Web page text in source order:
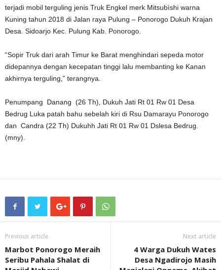
terjadi mobil terguling jenis Truk Engkel merk Mitsubìshi warna
Kuning tahun 2018 di Jalan raya Pulung – Ponorogo Dukuh Krajan
Desa. Sidoarjo Kec. Pulung Kab. Ponorogo.
“Sopir Truk dari arah Timur ke Barat menghindari sepeda motor
didepannya dengan kecepatan tinggi lalu membanting ke Kanan
akhirnya terguling,” terangnya.
Penumpang Danang (26 Th), Dukuh Jati Rt 01 Rw 01 Desa
Bedrug Luka patah bahu sebelah kiri di Rsu Damarayu Ponorogo
dan Candra (22 Th) Dukuhh Jati Rt 01 Rw 01 Dslesa Bedrug.
(mny).
Previous article
Marbot Ponorogo Meraih
Seribu Pahala Shalat di
Next article
4 Warga Dukuh Wates
Desa Ngadirojo Masih